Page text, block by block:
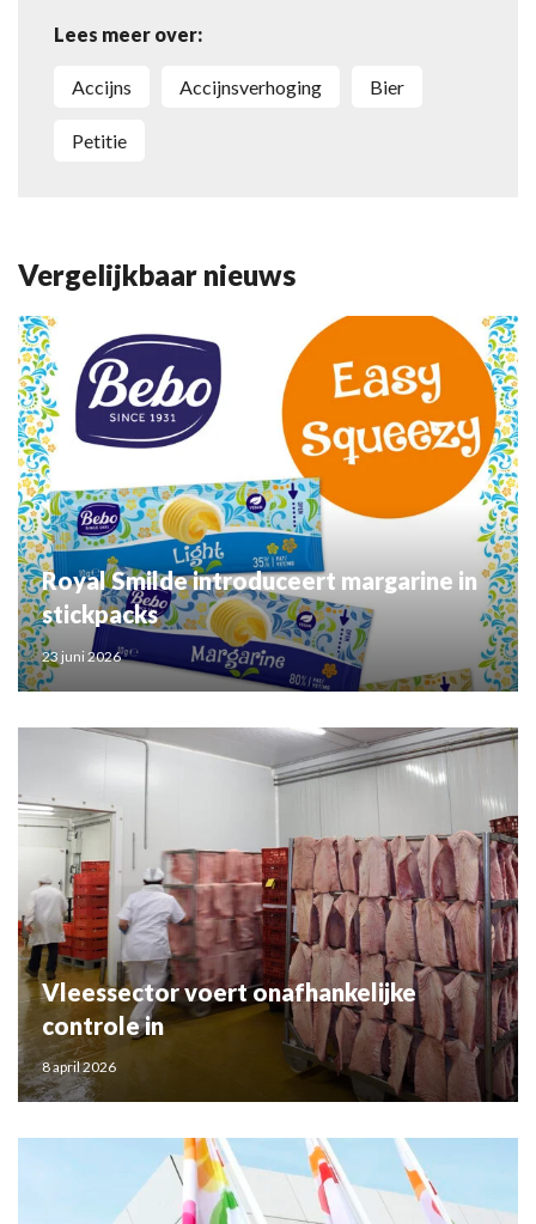
Lees meer over:
accijns accijnsverhoging bier
petitie
Vergelijkbaar nieuws
Royal Smilde introduceert margarine in
stickpacks
23 juni 2026
Vleessector voert onafhankelijke
controle in
8 april 2026